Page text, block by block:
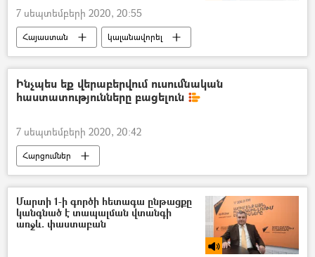
7 սեպտեմբերի 2020, 20:55
Հայաստան
կալանավորել
Մեղադրանք
փոխնախարար
Ինչպես եք վերաբերվում ուսումնական
հաստատությունները բացելուն
7 սեպտեմբերի 2020, 20:42
Հարցումներ
Մարտի 1-ի գործի հետագա ընթացքը
կանգնած է տապալման վտանգի
առջև. փաստաբան